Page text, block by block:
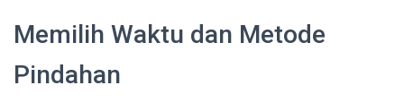
Memilih Waktu dan Metode
Pindahan